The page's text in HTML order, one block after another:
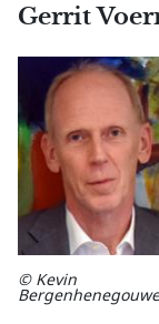
Gerrit
© Kevin